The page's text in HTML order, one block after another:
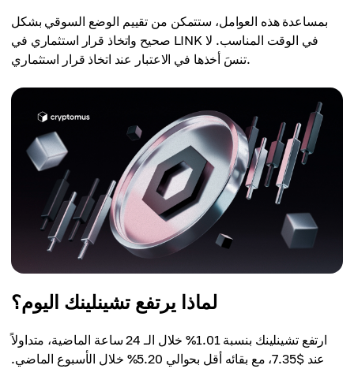
بمساعدة هذه العوامل، ستتمكن من تقييم الوضع السوقي بشكل
صحيح واتخاذ قرار استثماري في LINK في الوقت المناسب. لا
تنسَ أخذها في الاعتبار عند اتخاذ قرار استثماري.
لماذا يرتفع تشينلينك اليوم؟
ارتفع تشينلينك بنسبة 1.01% خلال الـ 24 ساعة الماضية، متداولاً
عند $7.35، مع بقائه أقل بحوالي 5.20% خلال الأسبوع الماضي.